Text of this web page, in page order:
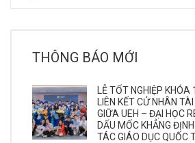
THÔNG BÁO MỚI
LỄ TỐT NGHIỆP KHÓA
LIÊN KẾT CỬ NHÂN
GIỮA UEH – ĐẠI HỌC
DẤU MỐC KHẲNG
TÁC GIÁO DỤC QUỐC